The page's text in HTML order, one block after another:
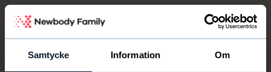
Samtycke Information Om
Newbody Family Portal